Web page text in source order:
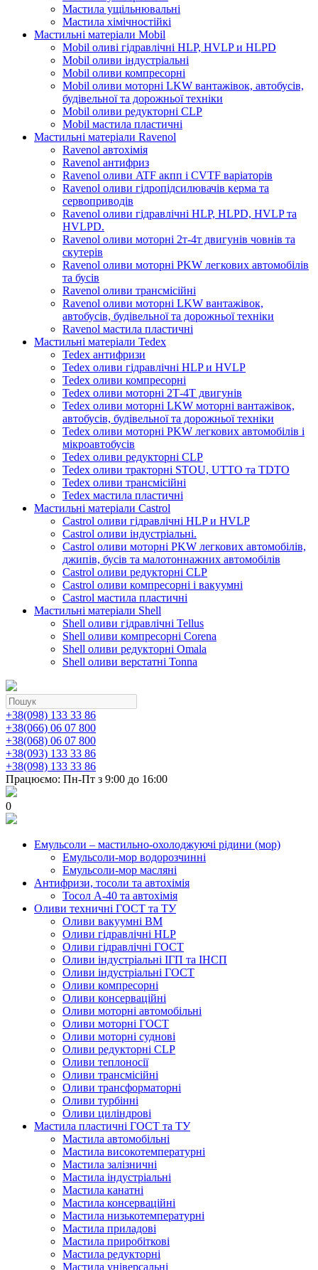
Мастила ущільнювальні
Мастила хімічностійкі
Мастильні матеріали Mobil
Mobil оливі гідравлічні HLP, HVLP и HLPD
Mobil оливи індустріальні
Mobil оливи компресорні
Mobil оливи моторні LKW вантажівок, автобусів,
будівельної та дорожньої техніки
Mobil оливи редукторні CLP
Mobil мастила пластичні
Мастильні матеріали Ravenol
Ravenol автохімія
Ravenol антифриз
Ravenol оливи ATF акпп і CVTF варіаторів
Ravenol оливи гідропідсилювачів керма та
сервоприводів
Ravenol оливи гідравлічні HLP, HLPD, HVLP та
HVLPD.
Ravenol оливи моторні 2т-4т двигунів човнів та
скутерів
Ravenol оливи моторні PKW легкових автомобілів
та бусів
Ravenol оливи трансмісійні
Ravenol оливи моторні LKW вантажівок,
автобусів, будівельної та дорожньої техніки
Ravenol мастила пластичні
Мастильні матеріали Tedex
Tedex антифризи
Tedex оливи гідравлічні HLP и HVLP
Tedex оливи компресорні
Tedex оливи моторні 2Т-4Т двигунів
Tedex оливи моторні LKW моторні вантажівок,
автобусів, будівельної та дорожньої техніки
Tedex оливи моторні PKW легкових автомобілів і
мікроавтобусів
Tedex оливи редукторні CLP
Tedex оливи тракторні STOU, UTTO та TDTO
Tedex оливи трансмісійні
Tedex мастила пластичні
Мастильні матеріали Castrol
Castrol оливи гідравлічні HLP и HVLP
Castrol оливи індустріальні.
Castrol оливи моторні PKW легкових автомобілів,
джипів, бусів та малотоннажних автомобілів
Castrol оливи редукторні CLP
Castrol оливи компресорні і вакуумні
Castrol мастила пластичні
Мастильні матеріали Shell
Shell оливи гідравлічні Tellus
Shell оливи компресорні Corena
Shell оливи редукторні Omala
Shell оливи верстатні Tonna
+38(098) 133 33 86
+38(066) 06 07 800
+38(068) 06 07 800
+38(093) 133 33 86
+38(098) 133 33 86
Працюємо: Пн-Пт з 9:00 до 16:00
0
Емульсоли – мастильно-охолоджуючі рідини (мор)
Емульсоли-мор водорозчинні
Емульсоли-мор масляні
Антифризи, тосоли та автохімія
Тосол А-40 та автохімія
Оливи техничні ГОСТ та ТУ
Оливи вакуумні ВМ
Оливи гідравлічні HLP
Оливи гідравлічні ГОСТ
Оливи індустріальні ІГП та ІНСП
Оливи індустріальні ГОСТ
Оливи компресорні
Оливи консерваційні
Оливи моторні автомобільні
Оливи моторні ГОСТ
Оливи моторні суднові
Оливи редукторні CLP
Оливи теплоносії
Оливи трансмісійні
Оливи трансформаторні
Оливи турбінні
Оливи циліндрові
Мастила пластичні ГОСТ та ТУ
Мастила автомобільні
Мастила високотемпературні
Мастила залізничні
Мастила індустріальні
Мастила канатні
Мастила консерваційні
Мастила низькотемпературні
Мастила приладові
Мастила приробіткові
Мастила редукторні
Мастила універсальні